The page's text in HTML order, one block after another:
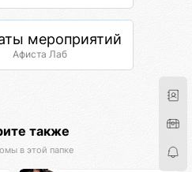
мероприятий
Афиста Лаб
также
в этой папке